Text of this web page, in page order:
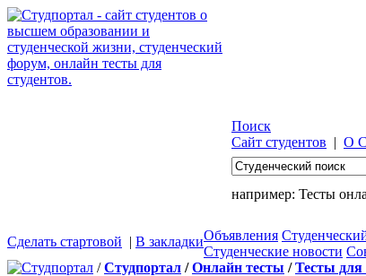
Поиск
Сайт студентов | О
например: Тесты
Сделать стартовой | В закладкиОбъявления
Студенческие новости
/Студпортал /Онлайн тесты /Тесты